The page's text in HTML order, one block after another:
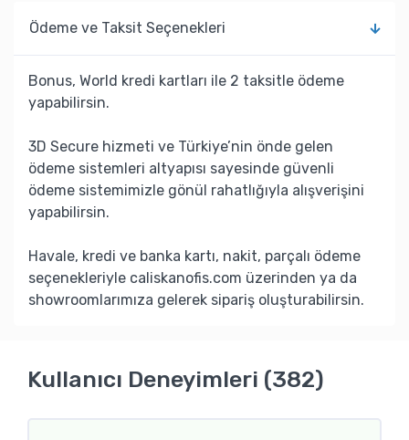
Ödeme ve Taksit Seçenekleri
Bonus, World kredi kartları ile 2 taksitle ödeme
yapabilirsin.
3D Secure hizmeti ve Türkiye’nin önde gelen
ödeme sistemleri altyapısı sayesinde güvenli
ödeme sistemimizle gönül rahatlığıyla alışverişini
yapabilirsin.
Havale, kredi ve banka kartı, nakit, parçalı ödeme
seçenekleriyle caliskanofis.com üzerinden ya da
showroomlarımıza gelerek sipariş oluşturabilirsin.
Kullanıcı Deneyimleri (382)